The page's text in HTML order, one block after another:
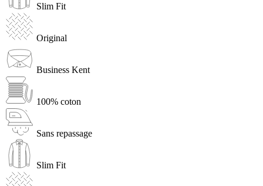
Slim Fit
Original
Business Kent
100% coton
Sans repassage
Slim Fit